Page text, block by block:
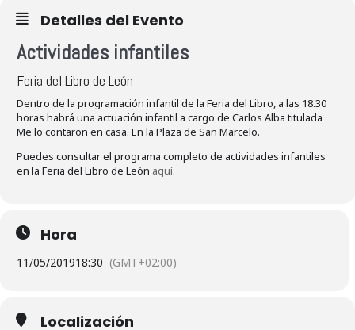
Detalles del Evento
Actividades infantiles
Feria del Libro de León
Dentro de la programación infantil de la Feria del Libro, a las 18.30
horas habrá una actuación infantil a cargo de Carlos Alba titulada
Me lo contaron en casa. En la Plaza de San Marcelo.
Puedes consultar el programa completo de actividades infantiles
en la Feria del Libro de León aquí.
Hora
11/05/201918:30 (GMT+02:00)
Localización